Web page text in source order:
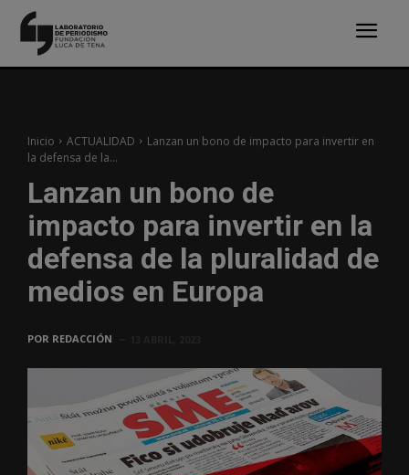
Inicio ACTUALIDAD
Lanzan un bono de impacto para invertir en
la defensa de la...
Lanzan un bono de
impacto para invertir en la
defensa de la pluralidad de
medios en Europa
POR REDACCIÓN